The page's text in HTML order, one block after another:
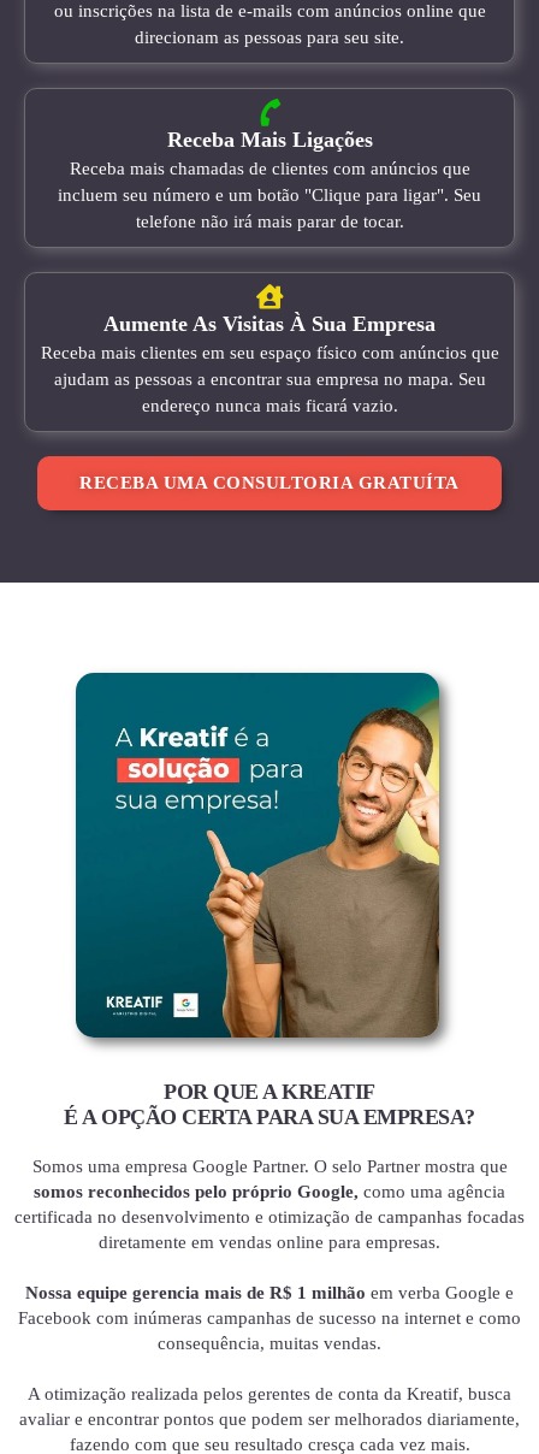
ou inscrições na lista de e-mails com anúncios online que
direcionam as pessoas para seu site.
Receba Mais Ligações
Receba mais chamadas de clientes com anúncios que
incluem seu número e um botão "Clique para ligar". Seu
telefone não irá mais parar de tocar.
Aumente As Visitas À Sua Empresa
Receba mais clientes em seu espaço físico com anúncios que
ajudam as pessoas a encontrar sua empresa no mapa. Seu
endereço nunca mais ficará vazio.
RECEBA UMA CONSULTORIA GRATUÍTA
POR QUE A KREATIF
É A OPÇÃO CERTA PARA SUA EMPRESA?
Somos uma empresa Google Partner. O selo Partner mostra que
somos reconhecidos pelo próprio Google, como uma agência
certificada no desenvolvimento e otimização de campanhas focadas
diretamente em vendas online para empresas.
Nossa equipe gerencia mais de R$ 1 milhão em verba Google e
Facebook com inúmeras campanhas de sucesso na internet e como
consequência, muitas vendas.
A otimização realizada pelos gerentes de conta da Kreatif, busca
avaliar e encontrar pontos que podem ser melhorados diariamente,
fazendo com que seu resultado cresça cada vez mais.